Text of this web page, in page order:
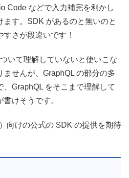
Code などで入力補完を利かし
ます。SDK があるのと無いのと
さが段違いです！
いて理解していないと使いこな
せんが、GraphQL の部分の多
、GraphQL をそこまで理解して
けそうです。
向けの公式の SDK の提供を期待